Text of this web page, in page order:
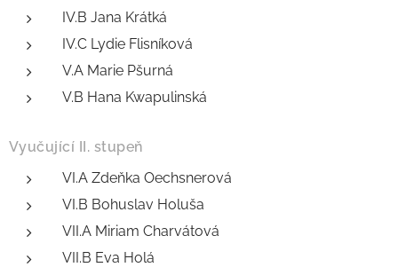
IV.B Jana Krátká
IV.C Lydie Flisníková
V.A Marie Pšurná
V.B Hana Kwapulinská
Vyučující II. stupeň
VI.A Zdeňka Oechsnerová
VI.B Bohuslav Holuša
VII.A Miriam Charvátová
VII.B Eva Holá